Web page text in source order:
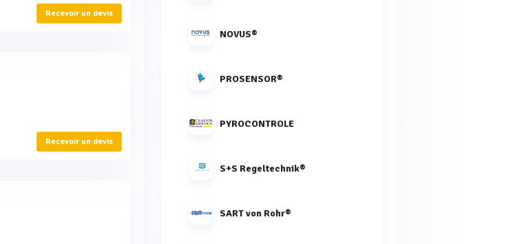
Recevoir un devis
Recevoir un devis
NOVUS®
PROSENSOR®
PYROCONTROLE
S+S Regeltechnik®
SART von Rohr®